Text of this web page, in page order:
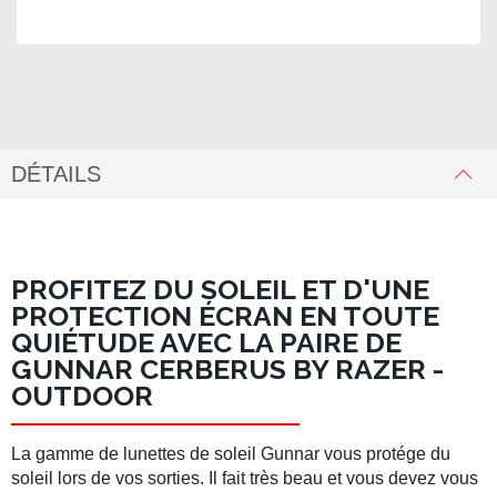
DÉTAILS
PROFITEZ DU SOLEIL ET D'UNE
PROTECTION ÉCRAN EN TOUTE
QUIÉTUDE AVEC LA PAIRE DE
GUNNAR CERBERUS BY RAZER -
OUTDOOR
La gamme de lunettes de soleil Gunnar vous protége du
soleil lors de vos sorties. Il fait très beau et vous devez vous